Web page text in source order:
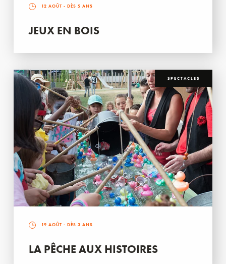
12 AOÛT - DÈS 5 ANS
JEUX EN BOIS
SPECTACLES
19 AOÛT - DÈS 3 ANS
LA PÊCHE AUX HISTOIRES